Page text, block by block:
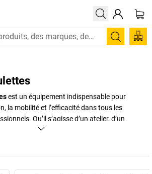
est un équipement indispensable pour
la mobilité et l’efficacité dans tous les
Qu’il s’agisse d’un atelier, d’un
d’un espace de stockage, elle permet de